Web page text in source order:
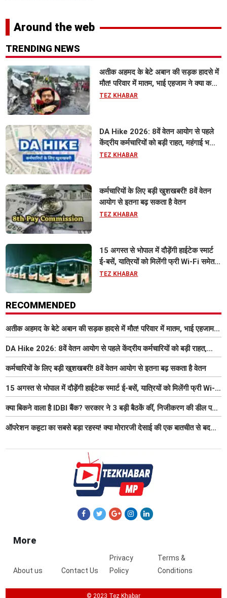
Around the web
TRENDING NEWS
अतीक अहमद के बेटे अबान की सड़क हादसे में
मौत! परिवार में मातम, भाई एहजाम ने क्या कहा?
जानिए पूरा मामला
TEZ KHABAR
DA Hike 2026: 8वें वेतन आयोग से पहले
केंद्रीय कर्मचारियों को बड़ी राहत, महंगाई भत्ता
63% होने की संभावना
TEZ KHABAR
कर्मचारियों के लिए बड़ी खुशखबरी! 8वें वेतन
आयोग से इतना बढ़ सकता है वेतन
TEZ KHABAR
15 अगस्त से भोपाल में दौड़ेंगी हाईटेक स्मार्ट
ई-बसें, यात्रियों को मिलेंगी फ्री Wi-Fi समेत
आधुनिक सुविधा
TEZ KHABAR
RECOMMENDED
अतीक अहमद के बेटे अबान की सड़क हादसे में मौत! परिवार में मातम, भाई एहजाम ने
क्या कहा? जानिए पूरा मामला
DA Hike 2026: 8वें वेतन आयोग से पहले केंद्रीय कर्मचारियों को बड़ी राहत,
महंगाई भत्ता 63% होने की संभावना
कर्मचारियों के लिए बड़ी खुशखबरी! 8वें वेतन आयोग से इतना बढ़ सकता है वेतन
15 अगस्त से भोपाल में दौड़ेंगी हाईटेक स्मार्ट ई-बसें, यात्रियों को मिलेंगी फ्री Wi-
Fi समेत आधुनिक सुविधा
क्या बिकने वाला है IDBI बैंक? सरकार ने 3 बड़ी बैठकें कीं, निजीकरण की डील पर
बढ़ी हलचल
ऑपरेशन कहूटा का सबसे बड़ा रहस्य! क्या मोरारजी देसाई की एक बातचीत से बदल
More
About us Contact Us
Privacy
Policy
Terms &
Conditions
© 2023 Tez Khabar